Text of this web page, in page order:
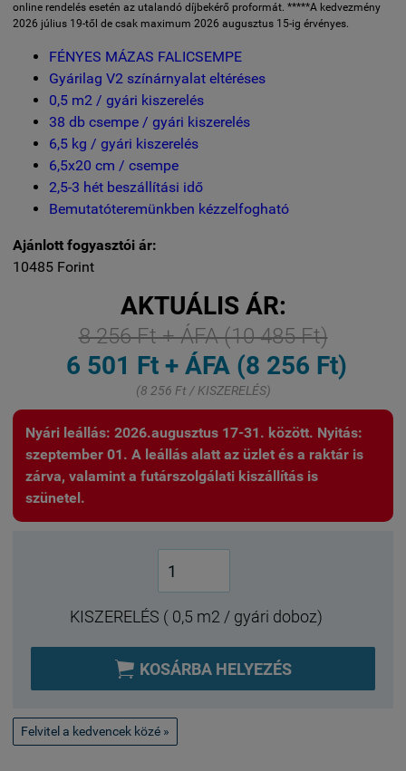
online rendelés esetén az utalandó díjbekérő proformát. *****A kedvezmény
2026 július 19-től de csak maximum 2026 augusztus 15-ig érvényes.
FÉNYES MÁZAS FALICSEMPE
Gyárilag V2 színárnyalat eltéréses
0,5 m2 / gyári kiszerelés
38 db csempe / gyári kiszerelés
6,5 kg / gyári kiszerelés
6,5x20 cm / csempe
2,5-3 hét beszállítási idő
Bemutatóteremünkben kézzelfogható
Ajánlott fogyasztói ár:
10485 Forint
AKTUÁLIS ÁR:
8 256 Ft + ÁFA (10 485 Ft)
6 501 Ft + ÁFA (8 256 Ft)
(8 256 Ft / KISZERELÉS)
Nyári leállás: 2026.augusztus 17-31. között. Nyitás:
szeptember 01. A leállás alatt az üzlet és a raktár is
zárva, valamint a futárszolgálati kiszállítás is
szünetel.
KISZERELÉS ( 0,5 m2 / gyári doboz)
 KOSÁRBA HELYEZÉS
Felvitel a kedvencek közé »